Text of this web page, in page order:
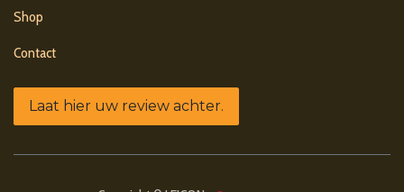
Shop
Contact
Laat hier uw review achter.